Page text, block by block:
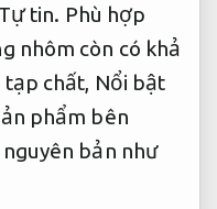
Tự tin. Phù hợp
nhôm còn có khả
tạp chất, Nổi bật
phẩm bên
bản như